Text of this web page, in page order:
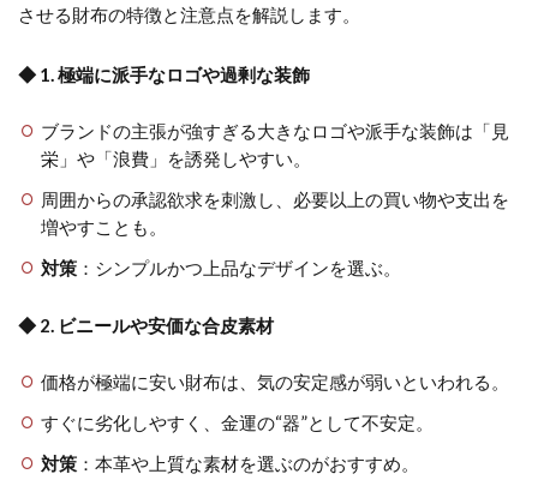
させる財布の特徴と注意点を解説します。
◆ 1. 極端に派手なロゴや過剰な装飾
ブランドの主張が強すぎる大きなロゴや派手な装飾は「見
栄」や「浪費」を誘発しやすい。
周囲からの承認欲求を刺激し、必要以上の買い物や支出を
増やすことも。
対策：シンプルかつ上品なデザインを選ぶ。
◆ 2. ビニールや安価な合皮素材
価格が極端に安い財布は、気の安定感が弱いといわれる。
すぐに劣化しやすく、金運の“器”として不安定。
対策：本革や上質な素材を選ぶのがおすすめ。